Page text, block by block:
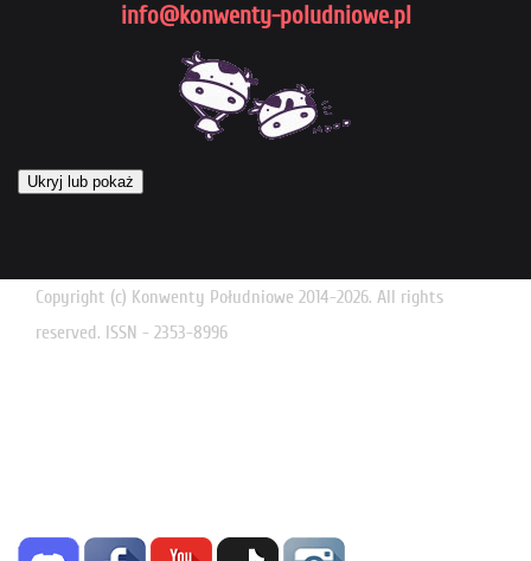
info@konwenty-poludniowe.pl
Ukryj lub pokaż
Copyright (c) Konwenty Południowe 2014-2026. All rights
reserved. ISSN - 2353-8996